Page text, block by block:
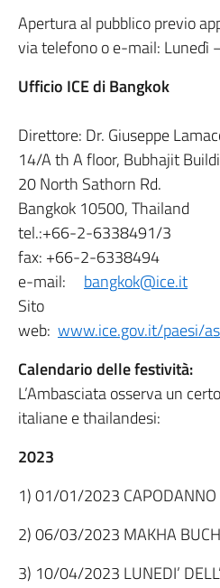
Apertura al pubblico previo
via telefono o e-mail: Lunedì
Ufficio ICE di Bangkok
Direttore: Dr. Giuseppe
14/A th A floor, Bubhajit
20 North Sathorn Rd.
Bangkok 10500, Thailand
tel.:+66-2-6338491/3
fax: +66-2-6338494
e-mail: bangkok@ice.it
Sito
web: www.ice.gov.it/paesi/
Calendario delle festività:
L’Ambasciata osserva un
italiane e thailandesi:
2023
1) 01/01/2023
2) 06/03/2023 MAKHA
3) 10/04/2023 LUNEDI’